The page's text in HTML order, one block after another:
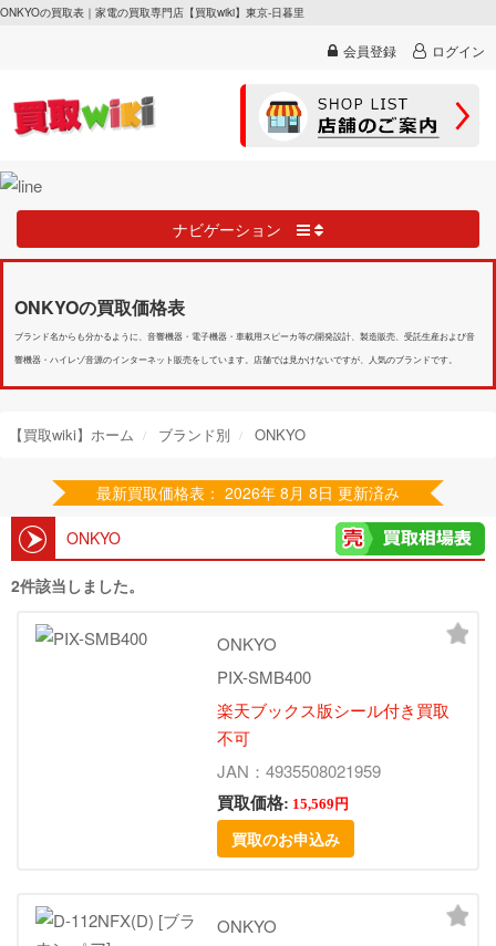
ONKYOの買取表｜家電の買取専門店【買取wiki】東京-日暮里
会員登録 ログイン
ナビゲーション
ONKYOの買取価格表
ブランド名からも分かるように、音響機器・電子機器・車載用スピーカ等の開発設計、製造販売、受託生産および音
響機器・ハイレゾ音源のインターネット販売をしています。店舗では見かけないですが、人気のブランドです。
【買取wiki】ホーム ブランド別 ONKYO
最新買取価格表： 2026年 8月 8日 更新済み
ONKYO
2件該当しました。
ONKYO
PIX-SMB400
楽天ブックス版シール付き買取
不可
JAN：4935508021959
買取価格: 15,569円
買取のお申込み
ONKYO